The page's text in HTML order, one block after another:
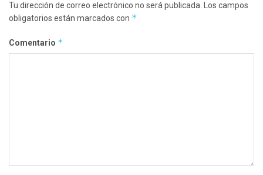
Tu dirección de correo electrónico no será publicada.
Los campos
obligatorios están marcados con *
Comentario *